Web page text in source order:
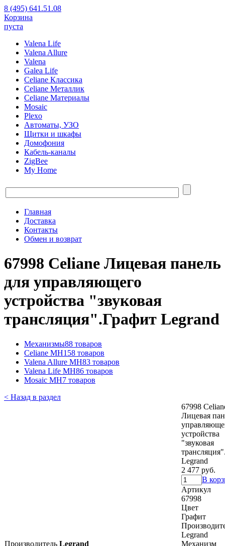
8 (495) 641.51.08
Корзина
пуста
Valena Life
Valena Allure
Valena
Galea Life
Celiane Классика
Celiane Металлик
Celiane Материалы
Mosaic
Plexo
Автоматы, УЗО
Щитки и шкафы
Домофония
Кабель-каналы
ZigBee
My Home
Главная
Доставка
Контакты
Обмен и возврат
67998 Celiane Лицевая панель
для управляющего
устройства "звуковая
трансляция".Графит Legrand
Механизмы88 товаров
Celiane MH158 товаров
Valena Allure MH83 товаров
Valena Life MH86 товаров
Mosaic MH7 товаров
< Назад в раздел
67998
Лицевая
устройства
"звуковая
Legrand
2 477 руб.
В
Артикул
67998
Цвет
Графит
Legrand
Механизм
Производитель Legrand